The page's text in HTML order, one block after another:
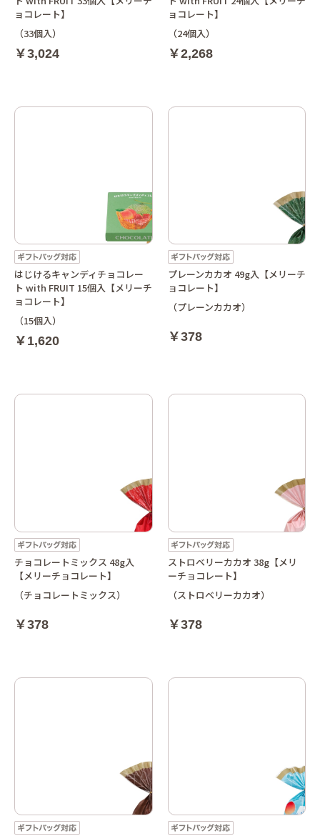
ョコレート】
（33個入）
￥3,024
ョコレート】
（24個入）
￥2,268
はじけるキャンディチョコレー
ト with FRUIT 15個入【メリーチ
ョコレート】
（15個入）
￥1,620
プレーンカカオ 49g入【メリーチ
ョコレート】
（プレーンカカオ）
￥378
チョコレートミックス 48g入
【メリーチョコレート】
（チョコレートミックス）
￥378
ストロベリーカカオ 38g【メリ
ーチョコレート】
（ストロベリーカカオ）
￥378